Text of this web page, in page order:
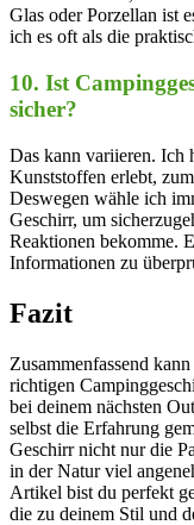
Glas oder Porzellan ist
ich es oft ‌als ‍die
10. Ist
sicher?
Das kann‌ variieren. Ich
Kunststoffen erlebt,
Deswegen wähle ⁢ich
Geschirr, um
Reaktionen ⁢bekomme.
Informationen zu
Fazit
Zusammenfassend
richtigen
bei ‌deinem⁣ nächsten
selbst die Erfahrung
Geschirr nicht nur die
in‍ der ​Natur viel​
Artikel⁤ bist du ⁢perfekt
die ‍zu ‌deinem Stil ​und